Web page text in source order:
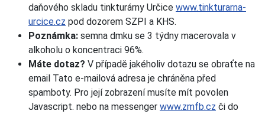
daňového skladu tinkturárny Určice www.tinkturarna-
urcice.cz pod dozorem SZPI a KHS.
Poznámka: semna dmku se 3 týdny macerovala v
alkoholu o koncentraci 96%.
Máte dotaz? V případě jakéholiv dotazu se obraťte na
email Tato e-mailová adresa je chráněna před
spamboty. Pro její zobrazení musíte mít povolen
Javascript. nebo na messenger www.zmfb.cz či do